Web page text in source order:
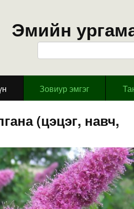
Эмийн
Зовиур эмгэг
(цэцэг, навч,